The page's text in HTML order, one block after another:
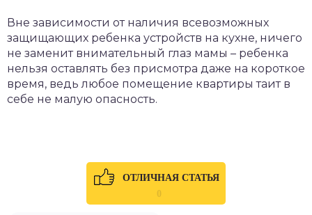
Вне зависимости от наличия всевозможных
защищающих ребенка устройств на кухне, ничего
не заменит внимательный глаз мамы – ребенка
нельзя оставлять без присмотра даже на короткое
время, ведь любое помещение квартиры таит в
себе не малую опасность.
ОТЛИЧНАЯ СТАТЬЯ
0